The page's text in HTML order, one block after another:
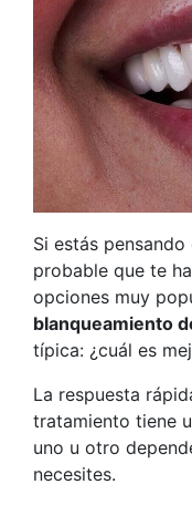
Si estás
probable que te
opciones muy
blanqueamiento
típica: ¿cuál es
La respuesta
tratamiento tiene
uno u otro
necesites.